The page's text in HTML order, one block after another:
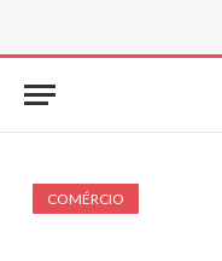
COMÉRCIO